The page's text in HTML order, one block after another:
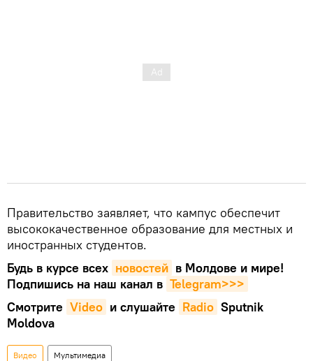
Правительство заявляет, что кампус обеспечит
высококачественное образование для местных и
иностранных студентов.
Будь в курсе всех новостей в Молдове и мире!
Подпишись на наш канал в Telegram>>>
Смотрите Video и слушайте Radio Sputnik
Moldova
Видео Мультимедиа